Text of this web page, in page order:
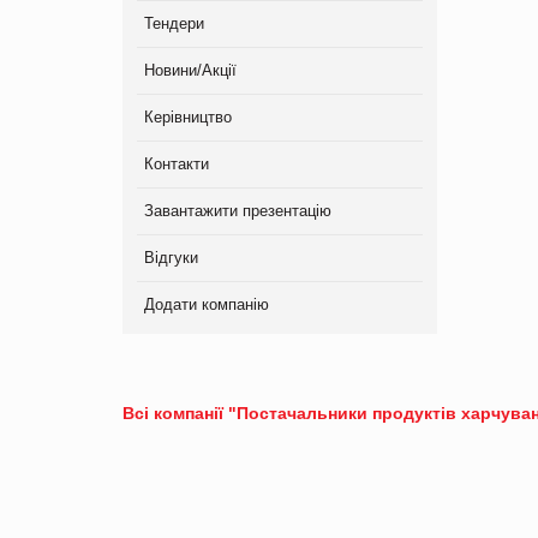
Тендери
Новини/Акції
Керівництво
Контакти
Завантажити презентацію
Відгуки
Додати компанію
Всі компанії "Постачальники продуктів